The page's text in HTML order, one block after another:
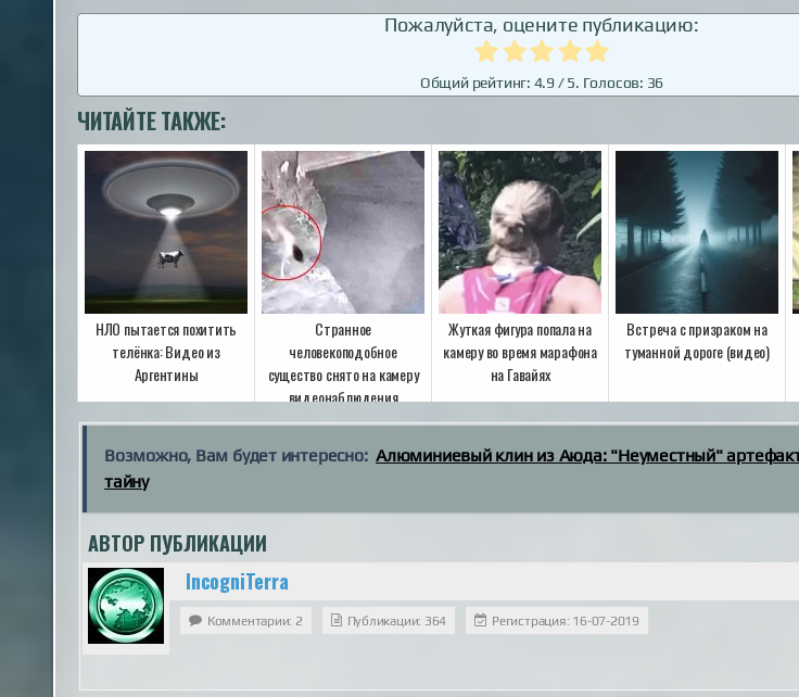
Пожалуйста, оцените публикацию:
Общий рейтинг: 4.9/ 5. Голосов: 36
ЧИТАЙТЕ ТАКЖЕ:
НЛО пытается похитить
телёнка: Видео из
Аргентины
Странное
человекоподобное
существо снято на камеру
видеонаблюдения
Жуткая фигура попала на
камеру во время марафона
на Гавайях
Встреча с призраком на
туманной дороге (видео)
Возможно, Вам будет интересно: Алюминиевый клин из Аюда: "Неуместный"
тайну
АВТОР ПУБЛИКАЦИИ
IncogniTerra
Комментарии: 2 Публикации: 364 Регистрация: 16-07-2019